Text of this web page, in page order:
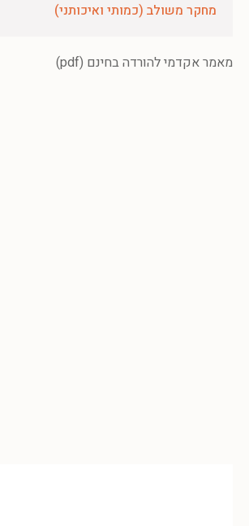
מחקר משולב (כמותי ואיכותני)
מאמר אקדמי להורדה בחינם (pdf)